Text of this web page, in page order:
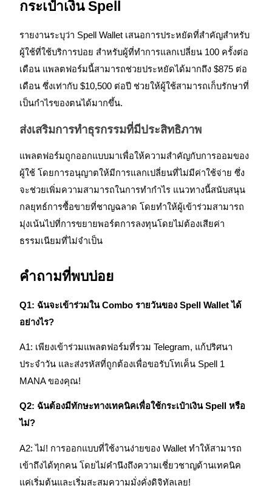
Launchpool
การเซ้งแบบยืดหยุ่นเพื่อรับโทเคนยอดนิยม
การล็อค BTR
การลงทุนพิเศษสำหรับผู้ถือ BTR
บริการยืมเงินที่ได้รับการสนับสนุนจาก Crypto
ลงทุนอัตโนมัติ
กระเป๋าเงิน Spell
รายงานระบุว่า Spell Wallet เสนอการประหยัดที่สำคัญสำหรับ
ผู้ใช้ที่ใช้บริการบ่อย สำหรับผู้ที่ทำการแลกเปลี่ยน 100 ครั้งต่อ
เดือน แพลตฟอร์มนี้สามารถช่วยประหยัดได้มากถึง $875 ต่อ
เดือน ซึ่งเท่ากับ $10,500 ต่อปี ช่วยให้ผู้ใช้สามารถเก็บรักษาที่
เป็นกำไรของตนได้มากขึ้น.
ส่งเสริมการทำธุรกรรมที่มีประสิทธิภาพ
แพลตฟอร์มถูกออกแบบมาเพื่อให้ความสำคัญกับการออมของ
ผู้ใช้ โดยการอนุญาตให้มีการแลกเปลี่ยนที่ไม่มีค่าใช้จ่าย ซึ่ง
จะช่วยเพิ่มความสามารถในการทำกำไร แนวทางนี้สนับสนุน
กลยุทธ์การซื้อขายที่ชาญฉลาด โดยทำให้ผู้เข้าร่วมสามารถ
มุ่งเน้นไปที่การขยายพอร์ตการลงทุนโดยไม่ต้องเสียค่า
ธรรมเนียมที่ไม่จำเป็น
คำถามที่พบบ่อย
Q1: ฉันจะเข้าร่วมใน Combo รายวันของ Spell Wallet ได้
อย่างไร?
A1: เพียงเข้าร่วมแพลตฟอร์มที่รวม Telegram, แก้ปริศนา
ประจำวัน และส่งรหัสที่ถูกต้องเพื่อขอรับโทเค็น Spell 1
MANA ของคุณ!
Q2: ฉันต้องมีทักษะทางเทคนิคเพื่อใช้กระเป๋าเงิน Spell หรือ
ไม่?
A2: ไม่! การออกแบบที่ใช้งานง่ายของ Wallet ทำให้สามารถ
เข้าถึงได้ทุกคน โดยไม่คำนึงถึงความเชี่ยวชาญด้านเทคนิค
แค่เริ่มต้นและเริ่มสะสมความมั่งคั่งดิจิทัลเลย!